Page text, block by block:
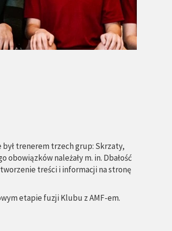
był trenerem trzech grup: Skrzaty,
obowiązków należały m. in. Dbałość
treści i informacji na stronę
etapie fuzji Klubu z AMF-em.